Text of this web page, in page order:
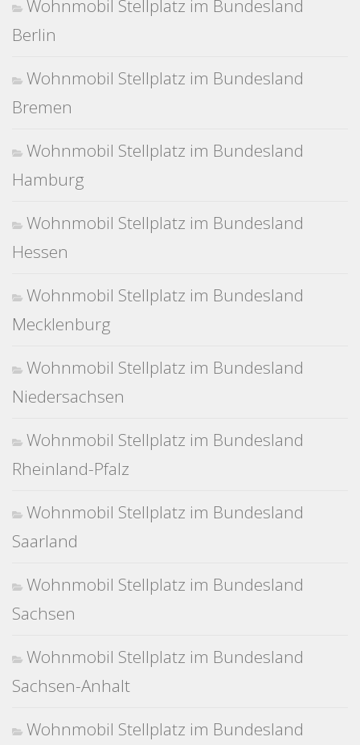
Wohnmobil Stellplatz im Bundesland
Berlin
Wohnmobil Stellplatz im Bundesland
Bremen
Wohnmobil Stellplatz im Bundesland
Hamburg
Wohnmobil Stellplatz im Bundesland
Hessen
Wohnmobil Stellplatz im Bundesland
Mecklenburg
Wohnmobil Stellplatz im Bundesland
Niedersachsen
Wohnmobil Stellplatz im Bundesland
Rheinland-Pfalz
Wohnmobil Stellplatz im Bundesland
Saarland
Wohnmobil Stellplatz im Bundesland
Sachsen
Wohnmobil Stellplatz im Bundesland
Sachsen-Anhalt
Wohnmobil Stellplatz im Bundesland